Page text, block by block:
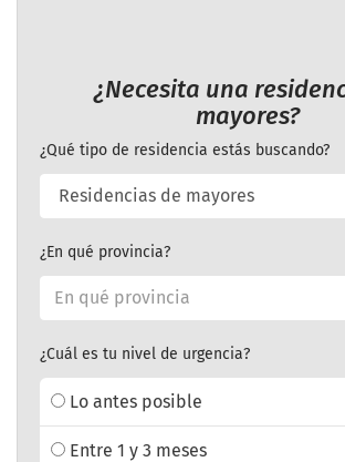
¿Necesita una
mayores?
¿Qué tipo de residencia estás buscando?
¿En qué provincia?
¿Cuál es tu nivel de urgencia?
Lo antes posible
Entre 1 y 3 meses